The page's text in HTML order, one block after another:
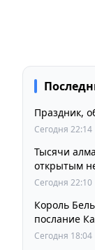
Праздник,
Сегодня 22:14
Тысячи
открытым
Сегодня 22:10
Король
послание
Сегодня 18:04